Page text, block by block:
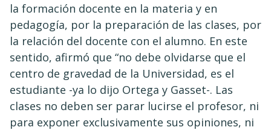
la formación docente en la materia y en
pedagogía, por la preparación de las clases, por
la relación del docente con el alumno. En este
sentido, afirmó que “no debe olvidarse que el
centro de gravedad de la Universidad, es el
estudiante -ya lo dijo Ortega y Gasset-. Las
clases no deben ser parar lucirse el profesor, ni
para exponer exclusivamente sus opiniones, ni